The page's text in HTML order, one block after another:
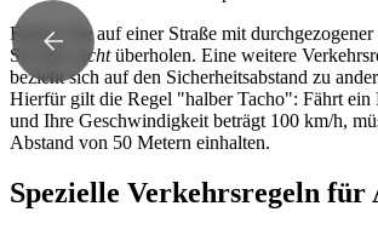
Fahren Sie auf einer Straße mit
Sie hier
nichtüberholen. Eine weitere
bezieht sich auf den Sicherheitsabstand zu
Hierfür gilt die Regel "halber Tacho": Fährt ein
und Ihre Geschwindigkeit beträgt 100 km/h,
Abstand von 50 Metern einhalten.
Spezielle Verkehrsregeln für